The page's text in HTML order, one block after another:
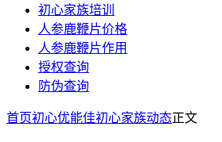
初心家族培训
人参鹿鞭片价格
人参鹿鞭片作用
授权查询
防伪查询
首页初心优能佳初心家族动态正文